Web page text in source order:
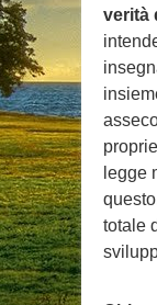
verità
legge
totale